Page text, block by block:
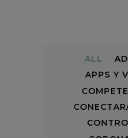
ALL
APPS Y